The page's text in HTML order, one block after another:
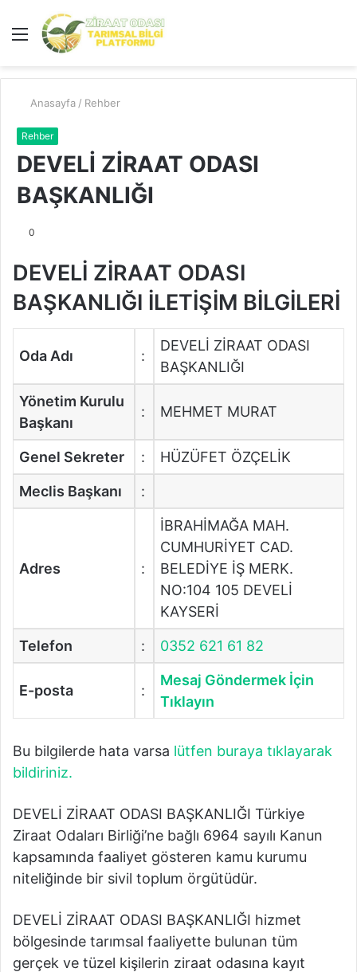
Menü
...
Anasayfa / Rehber
Rehber
DEVELİ ZİRAAT ODASI
BAŞKANLIĞI
0
DEVELİ ZİRAAT ODASI
BAŞKANLIĞI İLETİŞİM BİLGİLERİ
Oda Adı :
DEVELİ ZİRAAT ODASI
BAŞKANLIĞI
Yönetim Kurulu
Başkanı
: MEHMET MURAT
Genel Sekreter : HÜZÜFET ÖZÇELİK
Meclis Başkanı :
Adres :
İBRAHİMAĞA MAH.
CUMHURİYET CAD.
BELEDİYE İŞ MERK.
NO:104 105 DEVELİ
KAYSERİ
Telefon : 0352 621 61 82
E-posta :
Mesaj Göndermek İçin
Tıklayın
Bu bilgilerde hata varsa lütfen buraya tıklayarak
bildiriniz.
DEVELİ ZİRAAT ODASI BAŞKANLIĞI Türkiye
Ziraat Odaları Birliği’ne bağlı 6964 sayılı Kanun
kapsamında faaliyet gösteren kamu kurumu
niteliğinde bir sivil toplum örgütüdür.
DEVELİ ZİRAAT ODASI BAŞKANLIĞI hizmet
bölgesinde tarımsal faaliyette bulunan tüm
gerçek ve tüzel kişilerin ziraat odasına kayıt